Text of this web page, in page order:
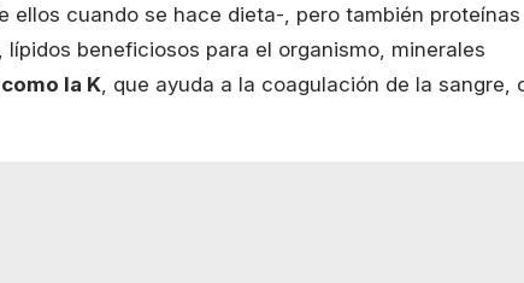
ellos cuando se hace dieta-, pero también proteínas
beneficiosos para el organismo, minerales
la K , que ayuda a la coagulación de la sangre,